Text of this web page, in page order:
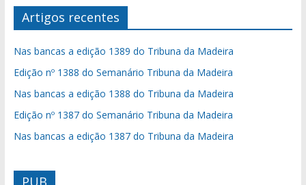
Artigos recentes
Nas bancas a edição 1389 do Tribuna da Madeira
Edição nº 1388 do Semanário Tribuna da Madeira
Nas bancas a edição 1388 do Tribuna da Madeira
Edição nº 1387 do Semanário Tribuna da Madeira
Nas bancas a edição 1387 do Tribuna da Madeira